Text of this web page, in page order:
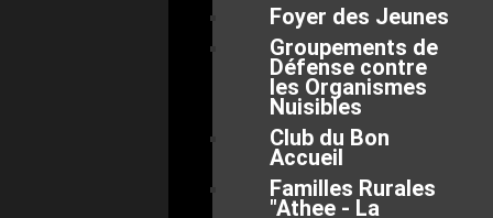
Foyer des Jeunes
Groupements de
Défense contre
les Organismes
Nuisibles
Club du Bon
Accueil
Familles Rurales
"Athee - La